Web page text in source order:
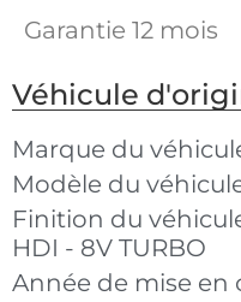
Garantie 12 mois
Véhicule
Marque du
Modèle du
Finition du
HDI - 8V TURBO
Année de mise en